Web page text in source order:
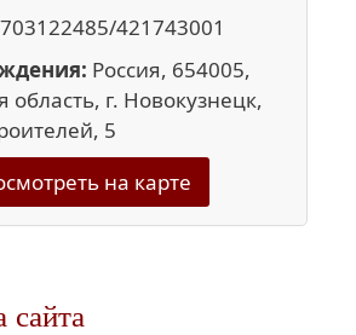
421743001
Россия, 654005,
область, г. Новокузнецк,
5
на карте
сайта